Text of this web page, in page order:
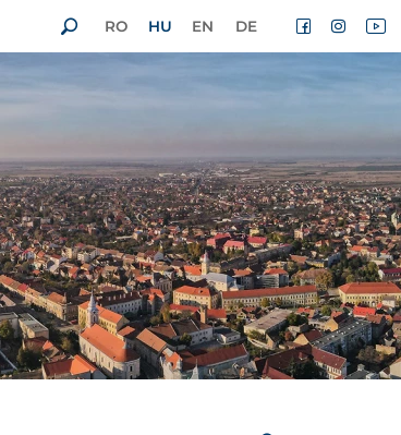
RO HU EN DE